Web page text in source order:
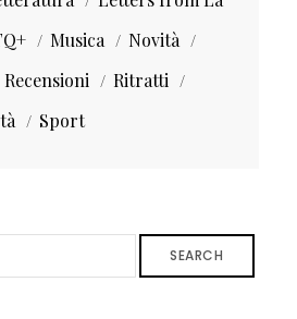
Musica
Novità
Recensioni
Ritratti
Sport
SEARCH